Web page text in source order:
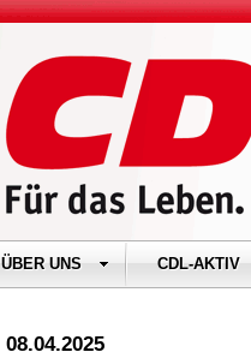
ÜBER UNS CDL-AKTIV
08.04.2025